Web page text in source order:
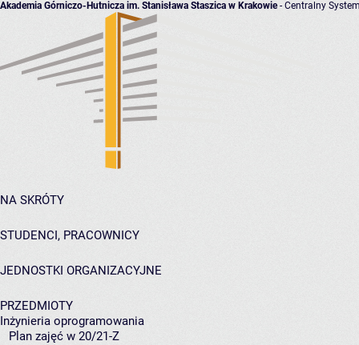
Akademia Górniczo-Hutnicza im. Stanisława Staszica w Krakowie- Centralny
NA SKRÓTY
STUDENCI, PRACOWNICY
JEDNOSTKI ORGANIZACYJNE
PRZEDMIOTY
Inżynieria oprogramowania
Plan zajęć w 20/21-Z